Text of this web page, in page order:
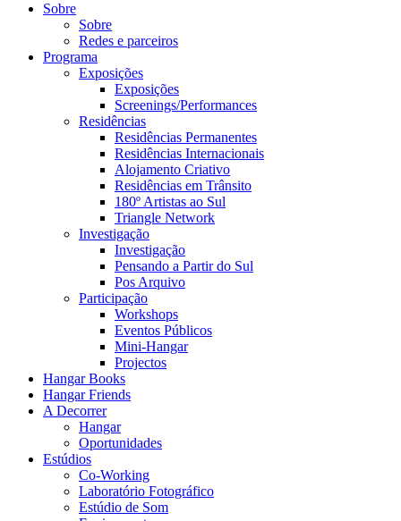
Sobre
Sobre
Redes e parceiros
Programa
Exposições
Exposições
Screenings/Performances
Residências
Residências Permanentes
Residências Internacionais
Alojamento Criativo
Residências em Trânsito
180º Artistas ao Sul
Triangle Network
Investigação
Investigação
Pensando a Partir do Sul
Pos Arquivo
Participação
Workshops
Eventos Públicos
Mini-Hangar
Projectos
Hangar Books
Hangar Friends
A Decorrer
Hangar
Oportunidades
Estúdios
Co-Working
Laboratório Fotográfico
Estúdio de Som